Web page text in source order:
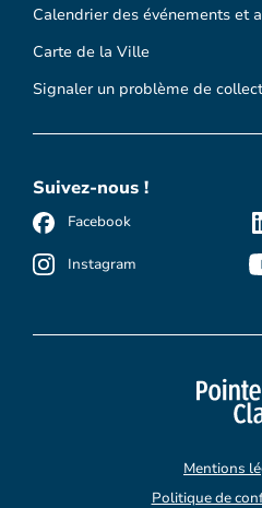
Calendrier des événements et
Carte de la Ville
Signaler un problème de
Suivez-nous !
Facebook
Instagram
Mentions
Politique de